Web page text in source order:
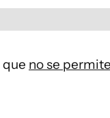
que no se permite